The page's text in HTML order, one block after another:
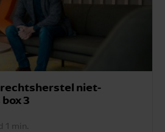
niet-
3
1 min.